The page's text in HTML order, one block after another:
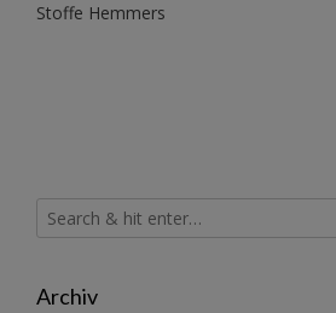
Stoffe Hemmers
Archiv